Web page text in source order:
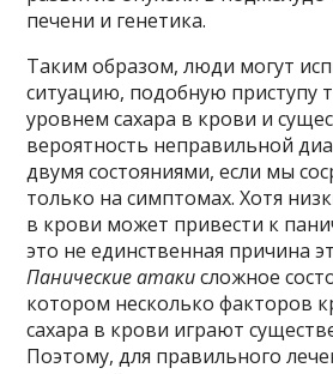
печени и генетика.
Таким образом, люди могут
ситуацию, подобную приступу
уровнем сахара в крови и
вероятность неправильной
двумя состояниями, если мы
только на симптомах. Хотя
в крови может привести к
это не единственная причина
Панические атакисложное
котором несколько факторов
сахара в крови играют
Поэтому, для правильного